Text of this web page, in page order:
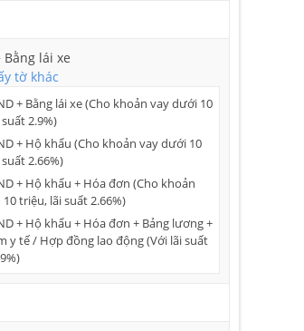
Bằng lái xe
tờ khác
+ Bằng lái xe (Cho khoản vay dưới 10
2.9%)
+ Hộ khẩu (Cho khoản vay dưới 10
2.66%)
+ Hộ khẩu + Hóa đơn (Cho khoản
triệu, lãi suất 2.66%)
+ Hộ khẩu + Hóa đơn + Bảng lương +
y tế / Hợp đồng lao động (Với lãi suất